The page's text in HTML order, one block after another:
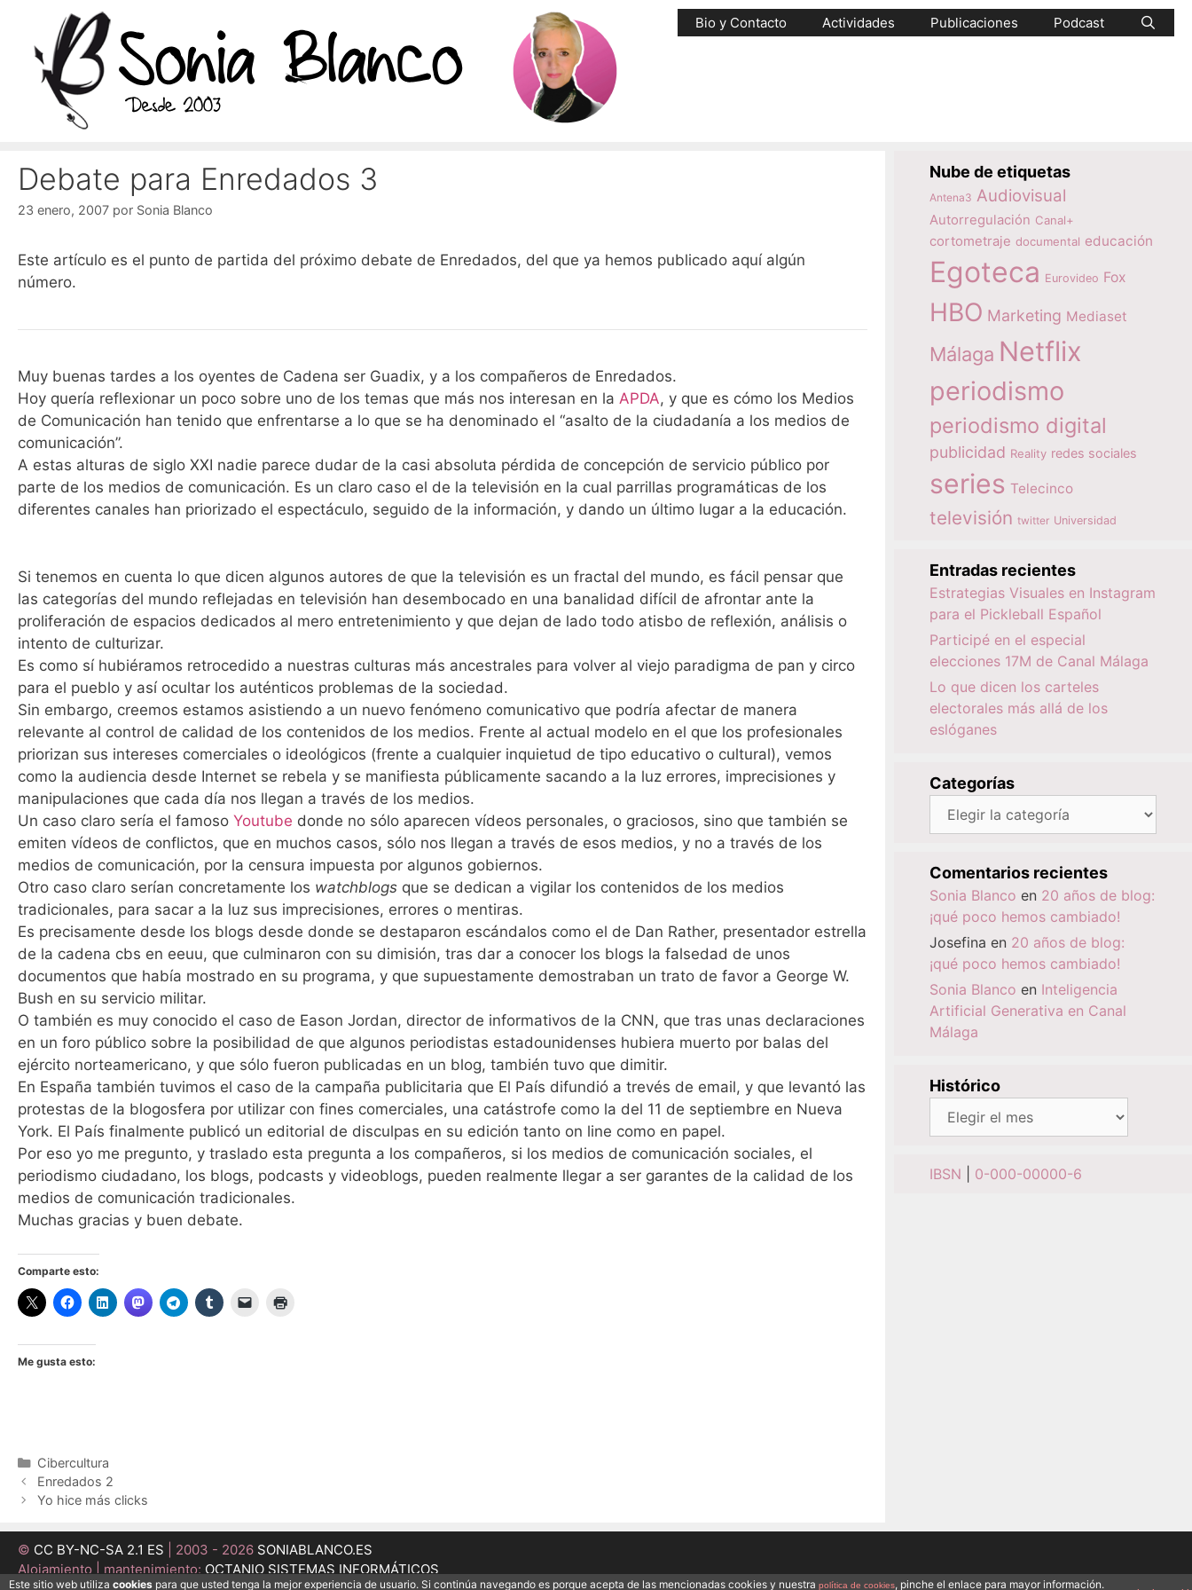
contenido
Bio y Contacto Actividades Publicaciones Podcast
Debate para Enredados 3
23 enero, 2007 por Sonia Blanco
Este artículo es el punto de partida del próximo debate de Enredados, del que ya hemos publicado aquí algún
número.
Muy buenas tardes a los oyentes de Cadena ser Guadix, y a los compañeros de Enredados.
Hoy quería reflexionar un poco sobre uno de los temas que más nos interesan en la APDA, y que es cómo los Medios
de Comunicación han tenido que enfrentarse a lo que se ha denominado el “asalto de la ciudadanía a los medios de
comunicación”.
A estas alturas de siglo XXI nadie parece dudar de la casi absoluta pérdida de concepción de servicio público por
parte de los medios de comunicación. Es un claro caso el de la televisión en la cual parrillas programáticas de los
diferentes canales han priorizado el espectáculo, seguido de la información, y dando un último lugar a la educación.
Si tenemos en cuenta lo que dicen algunos autores de que la televisión es un fractal del mundo, es fácil pensar que
las categorías del mundo reflejadas en televisión han desembocado en una banalidad difícil de afrontar ante la
proliferación de espacios dedicados al mero entretenimiento y que dejan de lado todo atisbo de reflexión, análisis o
intento de culturizar.
Es como sí hubiéramos retrocedido a nuestras culturas más ancestrales para volver al viejo paradigma de pan y circo
para el pueblo y así ocultar los auténticos problemas de la sociedad.
Sin embargo, creemos estamos asistiendo a un nuevo fenómeno comunicativo que podría afectar de manera
relevante al control de calidad de los contenidos de los medios. Frente al actual modelo en el que los profesionales
priorizan sus intereses comerciales o ideológicos (frente a cualquier inquietud de tipo educativo o cultural), vemos
como la audiencia desde Internet se rebela y se manifiesta públicamente sacando a la luz errores, imprecisiones y
manipulaciones que cada día nos llegan a través de los medios.
Un caso claro sería el famoso Youtube donde no sólo aparecen vídeos personales, o graciosos, sino que también se
emiten vídeos de conflictos, que en muchos casos, sólo nos llegan a través de esos medios, y no a través de los
medios de comunicación, por la censura impuesta por algunos gobiernos.
Otro caso claro serían concretamente los watchblogs que se dedican a vigilar los contenidos de los medios
tradicionales, para sacar a la luz sus imprecisiones, errores o mentiras.
Es precisamente desde los blogs desde donde se destaparon escándalos como el de Dan Rather, presentador estrella
de la cadena cbs en eeuu, que culminaron con su dimisión, tras dar a conocer los blogs la falsedad de unos
documentos que había mostrado en su programa, y que supuestamente demostraban un trato de favor a George W.
Bush en su servicio militar.
O también es muy conocido el caso de Eason Jordan, director de informativos de la CNN, que tras unas declaraciones
en un foro público sobre la posibilidad de que algunos periodistas estadounidenses hubiera muerto por balas del
ejército norteamericano, y que sólo fueron publicadas en un blog, también tuvo que dimitir.
En España también tuvimos el caso de la campaña publicitaria que El País difundió a trevés de email, y que levantó las
protestas de la blogosfera por utilizar con fines comerciales, una catástrofe como la del 11 de septiembre en Nueva
York. El País finalmente publicó un editorial de disculpas en su edición tanto on line como en papel.
Por eso yo me pregunto, y traslado esta pregunta a los compañeros, si los medios de comunicación sociales, el
periodismo ciudadano, los blogs, podcasts y videoblogs, pueden realmente llegar a ser garantes de la calidad de los
medios de comunicación tradicionales.
Muchas gracias y buen debate.
Comparte esto:
Me gusta esto:
Categorías
Cibercultura
Enredados 2
Yo hice más clicks
Nube de etiquetas
Antena3 Audiovisual
Autorregulación Canal+
cortometraje documental educación
Egoteca Eurovideo Fox
HBO Marketing Mediaset
Málaga Netflix
periodismo
periodismo digital
publicidad Reality redes sociales
series Telecinco
televisión twitter Universidad
Entradas recientes
Estrategias Visuales en Instagram
para el Pickleball Español
Participé en el especial
elecciones 17M de Canal Málaga
Lo que dicen los carteles
electorales más allá de los
eslóganes
Categorías
Categorías
Comentarios recientes
Sonia Blanco en 20 años de blog:
¡qué poco hemos cambiado!
Josefina en 20 años de blog:
¡qué poco hemos cambiado!
Sonia Blanco en Inteligencia
Artificial Generativa en Canal
Málaga
Histórico
Histórico
IBSN 0-000-00000-6
© CC BY-NC-SA 2.1 ES | 2003 - 2026 SONIABLANCO.ES
Alojamiento | mantenimiento: OCTANIO SISTEMAS INFORMÁTICOS
Este sitio web utiliza cookies para que usted tenga la mejor experiencia de usuario. Si continúa navegando es porque acepta de las mencionadas cookies y nuestra política de cookies, pinche el enlace para mayor información.